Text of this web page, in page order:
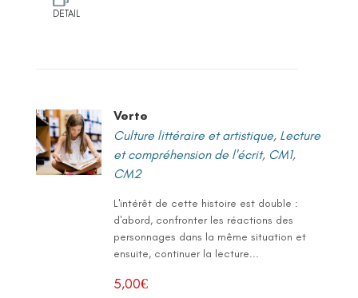
DETAIL
Verte
Culture littéraire et artistique, Lecture
et compréhension de l'écrit, CM1,
CM2
L'intérêt de cette histoire est double :
d'abord, confronter les réactions des
personnages dans la même situation et
ensuite, continuer la lecture...
5,00€